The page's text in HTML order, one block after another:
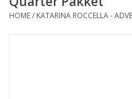
Herfst & Halloween
HOME/ KATARINA ROCCELLA -